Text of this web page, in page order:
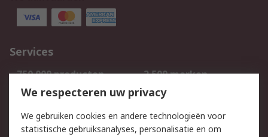
Services
750.000 producten
2.500 merken
Bestellen
Inkoopoplossingen
Track & Trace
We respecteren uw privacy
We gebruiken cookies en andere technologieën voor
statistische gebruiksanalyses, personalisatie en om